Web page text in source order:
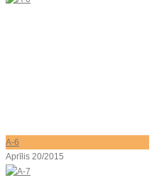
A-6
Aprīlis 20/2015